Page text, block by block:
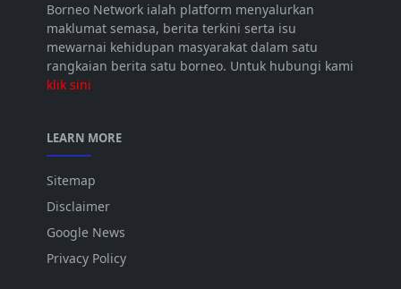
Borneo Network ialah platform menyalurkan
maklumat semasa, berita terkini serta isu
mewarnai kehidupan masyarakat dalam satu
rangkaian berita satu borneo. Untuk hubungi kami
klik sini
LEARN MORE
Sitemap
Disclaimer
Google News
Privacy Policy